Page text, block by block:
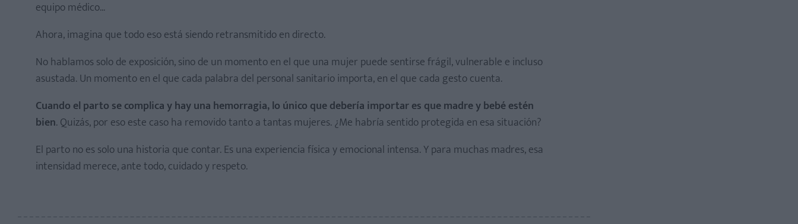
equipo médico...
Ahora, imagina que todo eso está siendo retransmitido en directo.
No hablamos solo de exposición, sino de un momento en el que una mujer puede sentirse frágil, vulnerable e incluso
asustada. Un momento en el que cada palabra del personal sanitario importa, en el que cada gesto cuenta.
Cuando el parto se complica y hay una hemorragia, lo único que debería importar es que madre y bebé estén
bien. Quizás, por eso este caso ha removido tanto a tantas mujeres. ¿Me habría sentido protegida en esa situación?
El parto no es solo una historia que contar. Es una experiencia física y emocional intensa. Y para muchas madres, esa
intensidad merece, ante todo, cuidado y respeto.